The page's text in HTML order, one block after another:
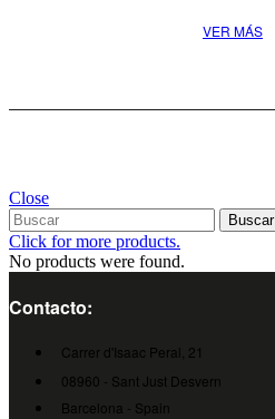
VER MÁS
Close
Buscar
Click for more products.
No products were found.
Contacto:
Carrer d'Isaac Peral, 21
08960 - Sant Just Desvern
Barcelona - Spain